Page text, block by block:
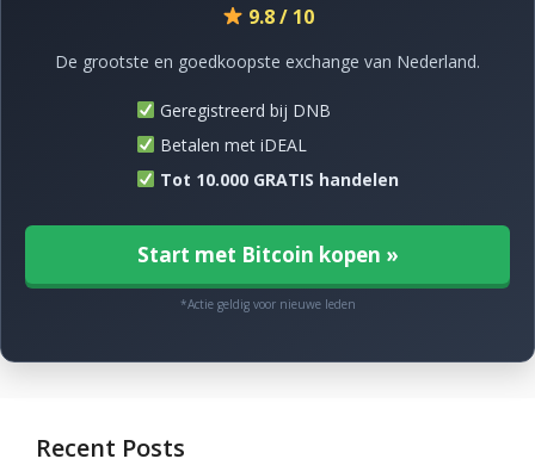
9.8 / 10
De grootste en goedkoopste exchange van Nederland.
Geregistreerd bij DNB
Betalen met iDEAL
Tot 10.000 GRATIS handelen
Start met Bitcoin kopen »
*Actie geldig voor nieuwe leden
Recent Posts